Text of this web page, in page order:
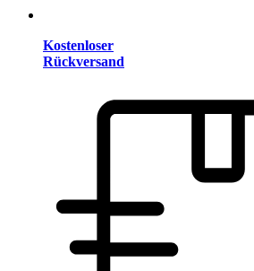
Kostenloser
Rückversand